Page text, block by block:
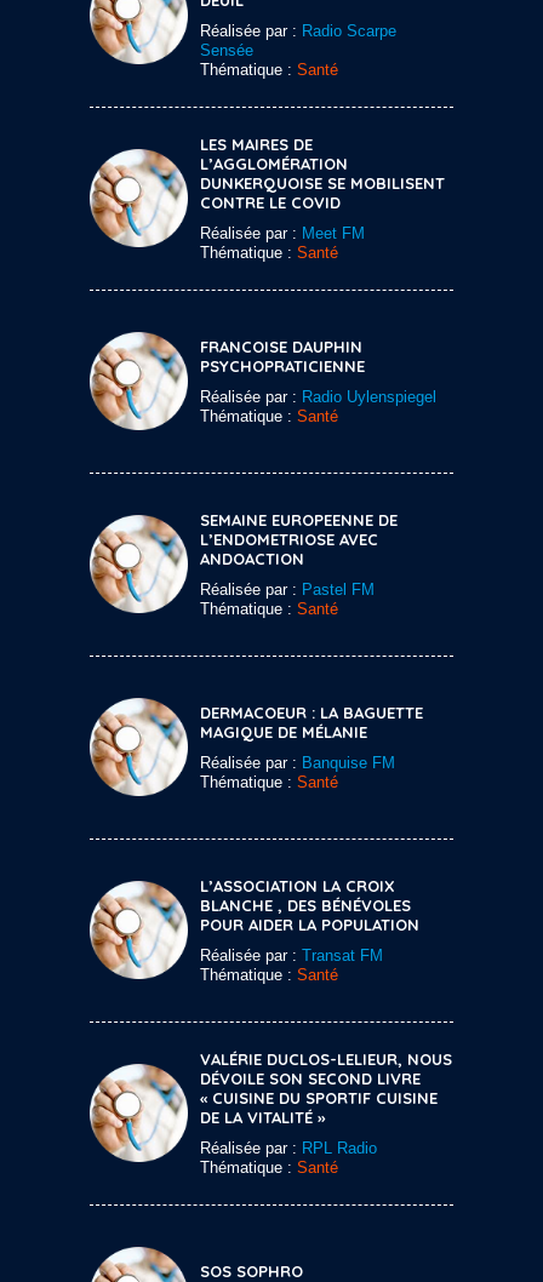
Réalisée par : Radio Scarpe
Sensée
Thématique : Santé
LES MAIRES DE
L’AGGLOMÉRATION
DUNKERQUOISE SE MOBILISENT
CONTRE LE COVID
Réalisée par : Meet FM
Thématique : Santé
FRANCOISE DAUPHIN
PSYCHOPRATICIENNE
Réalisée par : Radio Uylenspiegel
Thématique : Santé
SEMAINE EUROPEENNE DE
L’ENDOMETRIOSE AVEC
ANDOACTION
Réalisée par : Pastel FM
Thématique : Santé
DERMACOEUR : LA BAGUETTE
MAGIQUE DE MÉLANIE
Réalisée par : Banquise FM
Thématique : Santé
L’ASSOCIATION LA CROIX
BLANCHE , DES BÉNÉVOLES
POUR AIDER LA POPULATION
Réalisée par : Transat FM
Thématique : Santé
VALÉRIE DUCLOS-LELIEUR, NOUS
DÉVOILE SON SECOND LIVRE
« CUISINE DU SPORTIF CUISINE
DE LA VITALITÉ »
Réalisée par : RPL Radio
Thématique : Santé
SOS SOPHRO